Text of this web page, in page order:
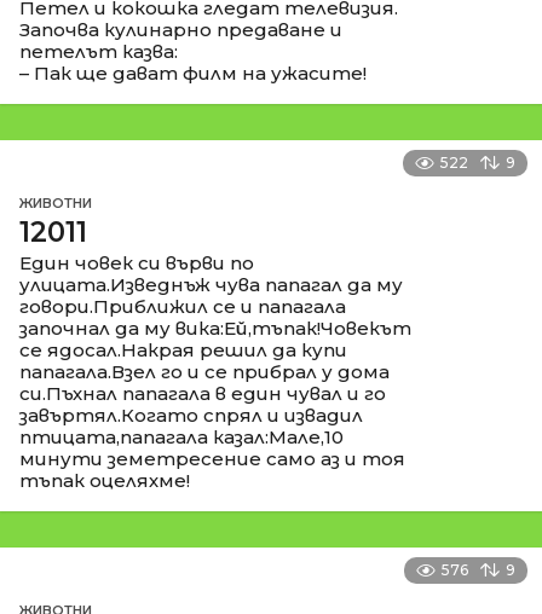
Петел и кокошка гледат телевизия.
Започва кулинарно предаване и
петелът казва:
– Пак ще дават филм на ужасите!
522 9
ЖИВОТНИ
12011
Един човек си върви по
улицата.Изведнъж чува папагал да му
говори.Приближил се и папагала
започнал да му вика:Ей,тъпак!Човекът
се ядосал.Накрая решил да купи
папагала.Взел го и се прибрал у дома
си.Пъхнал папагала в един чувал и го
завъртял.Когато спрял и извадил
птицата,папагала казал:Мале,10
минути земетресение само аз и тоя
тъпак оцеляхме!
576 9
ЖИВОТНИ